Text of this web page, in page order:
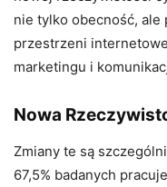
nie tylko obecność,
przestrzeni
marketingu i
Nowa
Zmiany te są
67,5% badanych